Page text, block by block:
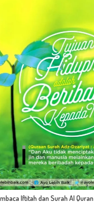
Iftitah dan Surah Al Quran